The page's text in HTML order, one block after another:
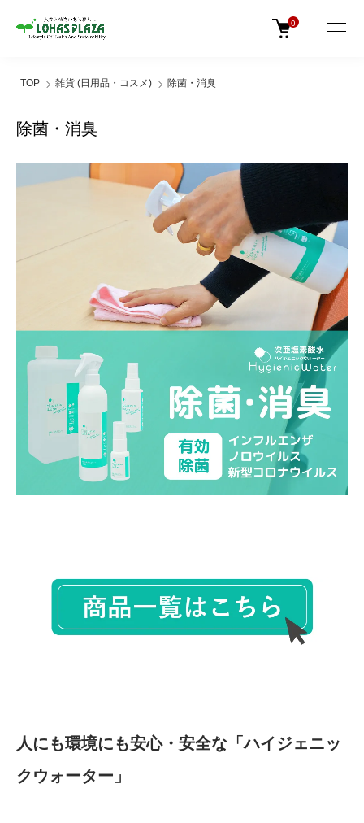
0
TOP 雑貨 (日用品・コスメ) 除菌・消臭
除菌・消臭
人にも環境にも安心・安全な「ハイジェニッ
クウォーター」